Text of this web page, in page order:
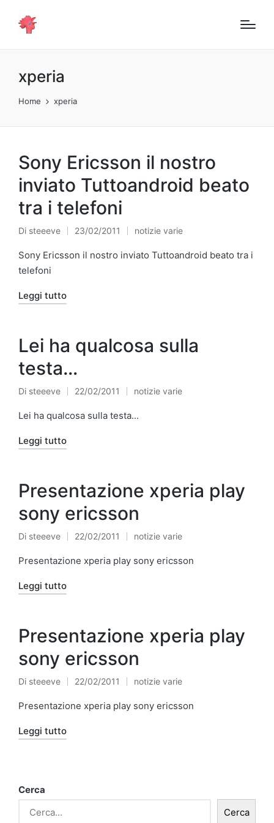
xperia
Home xperia
Sony Ericsson il nostro
inviato Tuttoandroid beato
tra i telefoni
Pubblicato
da
Di steeeve 23/02/2011
Pubblicato
in
notizie varie
Sony Ericsson il nostro inviato Tuttoandroid beato tra i
telefoni
Leggi tutto
Lei ha qualcosa sulla
testa…
Pubblicato
da
Di steeeve 22/02/2011
Pubblicato
notizie varie
Lei ha qualcosa sulla testa...
Leggi tutto
Presentazione xperia play
sony ericsson
Pubblicato
da
Di steeeve 22/02/2011
Pubblicato
in
notizie varie
Presentazione xperia play sony ericsson
Leggi tutto
Presentazione xperia play
sony ericsson
Pubblicato
da
Di steeeve 22/02/2011
Pubblicato
in
notizie varie
Presentazione xperia play sony ericsson
Leggi tutto
Cerca
Cerca